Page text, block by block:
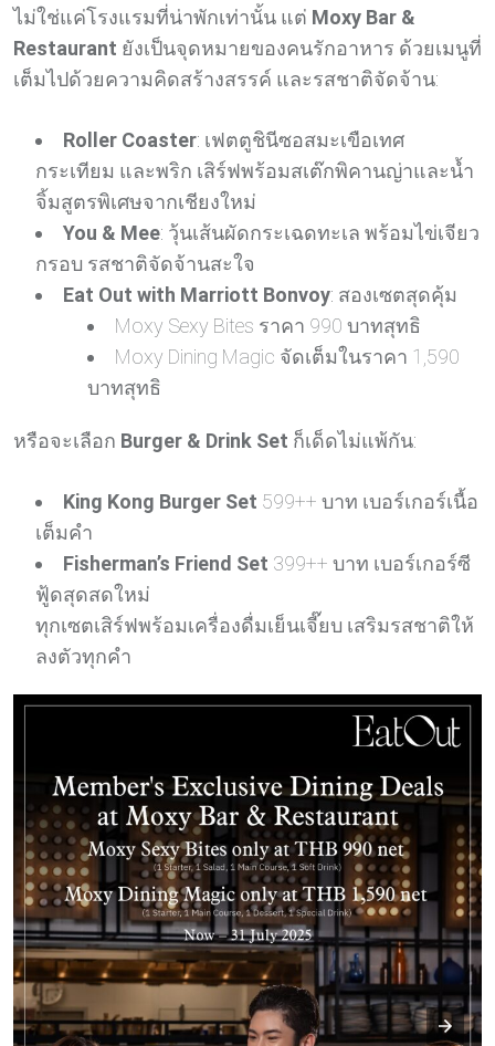
ไม่ใช่แค่โรงแรมที่น่าพักเท่านั้น แต่ Moxy Bar &
Restaurant ยังเป็นจุดหมายของคนรักอาหาร ด้วยเมนูที่
เต็มไปด้วยความคิดสร้างสรรค์ และรสชาติจัดจ้าน:
Roller Coaster: เฟตตูชินีซอสมะเขือเทศ
กระเทียม และพริก เสิร์ฟพร้อมสเต๊กพิคานญ่าและน้ำ
จิ้มสูตรพิเศษจากเชียงใหม่
You & Mee: วุ้นเส้นผัดกระเฉดทะเล พร้อมไข่เจียว
กรอบ รสชาติจัดจ้านสะใจ
Eat Out with Marriott Bonvoy: สองเซตสุดคุ้ม
Moxy Sexy Bites ราคา 990 บาทสุทธิ
Moxy Dining Magic จัดเต็มในราคา 1,590
บาทสุทธิ
หรือจะเลือก Burger & Drink Set ก็เด็ดไม่แพ้กัน:
King Kong Burger Set 599++ บาท เบอร์เกอร์เนื้อ
เต็มคำ
Fisherman’s Friend Set 399++ บาท เบอร์เกอร์ซี
ฟู้ดสุดสดใหม่
ทุกเซตเสิร์ฟพร้อมเครื่องดื่มเย็นเจี๊ยบ เสริมรสชาติให้
ลงตัวทุกคำ